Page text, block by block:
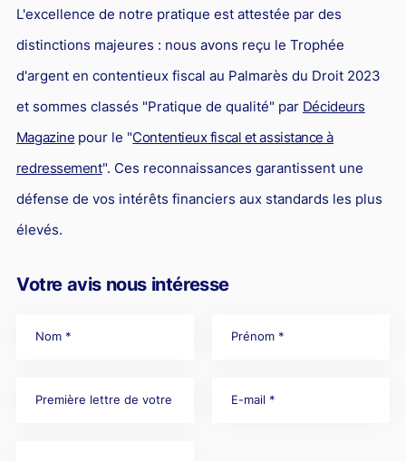
L'excellence de notre pratique est attestée par des
distinctions majeures : nous avons reçu le Trophée
d'argent en contentieux fiscal au Palmarès du Droit 2023
et sommes classés "Pratique de qualité" par Décideurs
Magazine pour le "Contentieux fiscal et assistance à
redressement". Ces reconnaissances garantissent une
défense de vos intérêts financiers aux standards les plus
élevés.
Votre avis nous intéresse